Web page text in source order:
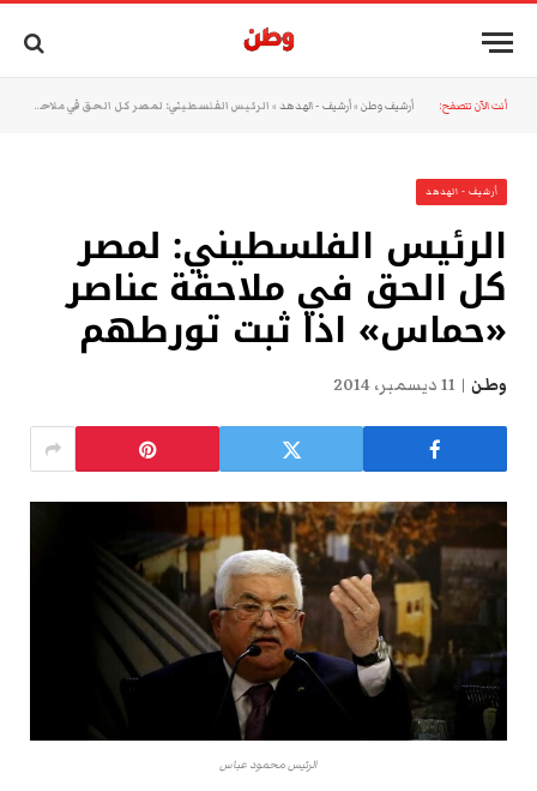
أنت الآن تتصفح: أرشيف وطن »أرشيف - الهدهد » الرئيس الفلسطيني: لمصر كل الحق في ملاحقة عناصر «حماس» اذا ثبت تورطهم
أرشيف - الهدهد
الرئيس الفلسطيني: لمصر
كل الحق في ملاحقة عناصر
«حماس» اذا ثبت تورطهم
وطن 11 ديسمبر، 2014
الرئيس محمود عباس